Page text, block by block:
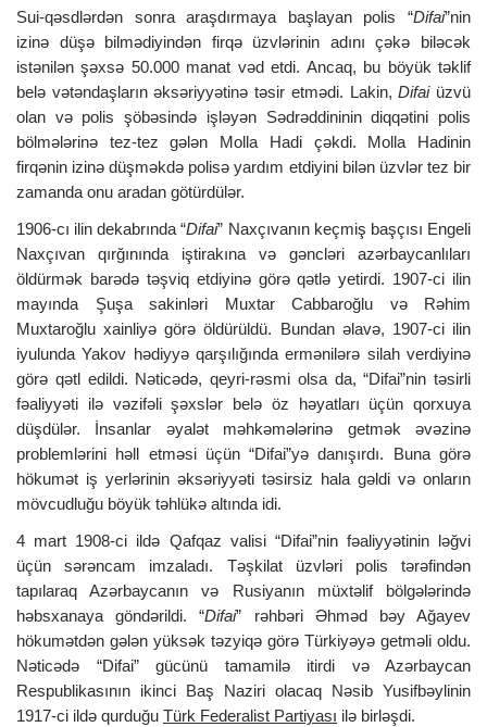
Sui-qəsdlərdən sonra araşdırmaya başlayan polis “Difai”nin
izinə düşə bilmədiyindən firqə üzvlərinin adını çəkə biləcək
istənilən şəxsə 50.000 manat vəd etdi. Ancaq, bu böyük təklif
belə vətəndaşların əksəriyyətinə təsir etmədi. Lakin,Difai üzvü
olan və polis şöbəsində işləyən Sədrəddininin diqqətini polis
bölmələrinə tez-tez gələn Molla Hadi çəkdi. Molla Hadinin
firqənin izinə düşməkdə polisə yardım etdiyini bilən üzvlər tez bir
zamanda onu aradan götürdülər.
1906-cı ilin dekabrında “Difai” Naxçıvanın keçmiş başçısı Engeli
Naxçıvan qırğınında iştirakına və gəncləri azərbaycanlıları
öldürmək barədə təşviq etdiyinə görə qətlə yetirdi. 1907-ci ilin
mayında Şuşa sakinləri Muxtar Cabbaroğlu və Rəhim
Muxtaroğlu xainliyə görə öldürüldü. Bundan əlavə, 1907-ci ilin
iyulunda Yakov hədiyyə qarşılığında ermənilərə silah verdiyinə
görə qətl edildi. Nəticədə, qeyri-rəsmi olsa da, “Difai”nin təsirli
fəaliyyəti ilə vəzifəli şəxslər belə öz həyatları üçün qorxuya
düşdülər. İnsanlar əyalət məhkəmələrinə getmək əvəzinə
problemlərini həll etməsi üçün “Difai”yə danışırdı. Buna görə
hökumət iş yerlərinin əksəriyyəti təsirsiz hala gəldi və onların
mövcudluğu böyük təhlükə altında idi.
4 mart 1908-ci ildə Qafqaz valisi “Difai”nin fəaliyyətinin ləğvi
üçün sərəncam imzaladı. Təşkilat üzvləri polis tərəfindən
tapılaraq Azərbaycanın və Rusiyanın müxtəlif bölgələrində
həbsxanaya göndərildi. “Difai” rəhbəri Əhməd bəy Ağayev
hökumətdən gələn yüksək təzyiqə görə Türkiyəyə getməli oldu.
Nəticədə “Difai” gücünü tamamilə itirdi və Azərbaycan
Respublikasının ikinci Baş Naziri olacaq Nəsib Yusifbəylinin
1917-ci ildə qurduğu Türk Federalist Partiyası ilə birləşdi.